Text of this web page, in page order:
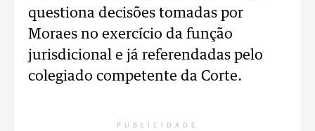
questiona decisões tomadas por
Moraes no exercício da função
jurisdicional e já referendadas pelo
colegiado competente da Corte.
PUBLICIDADE